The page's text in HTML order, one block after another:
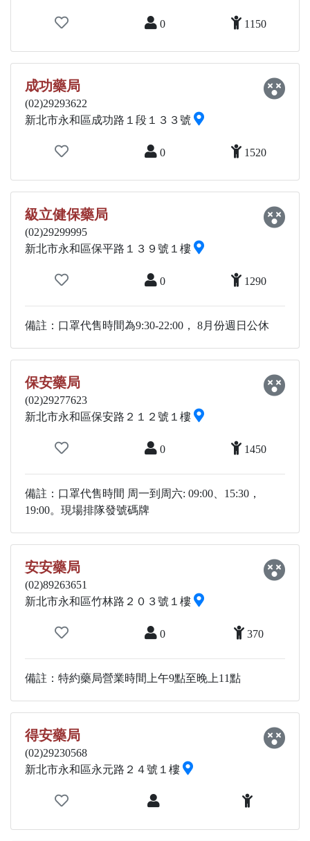
0 1150
成功藥局
(02)29293622
新北市永和區成功路１段１３３號
0 1520
級立健保藥局
(02)29299995
新北市永和區保平路１３９號１樓
0 1290
備註：口罩代售時間為9:30-22:00， 8月份週日公休
保安藥局
(02)29277623
新北市永和區保安路２１２號１樓
0 1450
備註：口罩代售時間 周一到周六: 09:00、15:30，
19:00。現場排隊發號碼牌
安安藥局
(02)89263651
新北市永和區竹林路２０３號１樓
0 370
備註：特約藥局營業時間上午9點至晚上11點
得安藥局
(02)29230568
新北市永和區永元路２４號１樓